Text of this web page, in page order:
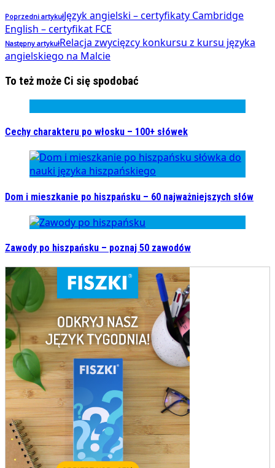
Poprzedni artykułJęzyk angielski – certyfikaty Cambridge
English – certyfikat FCE
Następny artykułRelacja zwycięzcy konkursu z kursu języka
angielskiego na Malcie
To też może Ci się spodobać
Cechy charakteru po włosku – 100+ słówek
Dom i mieszkanie po hiszpańsku – 60 najważniejszych słów
Zawody po hiszpańsku – poznaj 50 zawodów